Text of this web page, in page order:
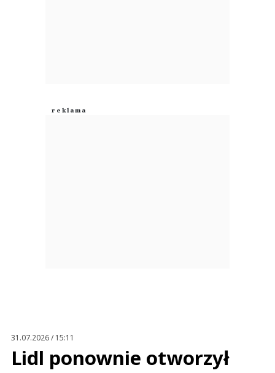
31.07.2026 / 15:11
Lidl ponownie otworzył